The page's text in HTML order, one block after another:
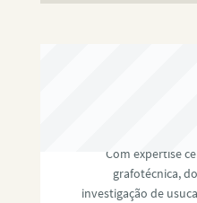
Com expertise
grafotécnica,
investigação de